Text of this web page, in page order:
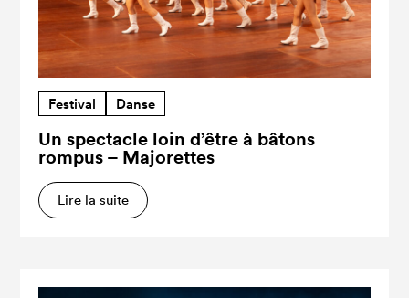
Festival Danse
Un spectacle loin d’être à bâtons
rompus – Majorettes
Lire la suite